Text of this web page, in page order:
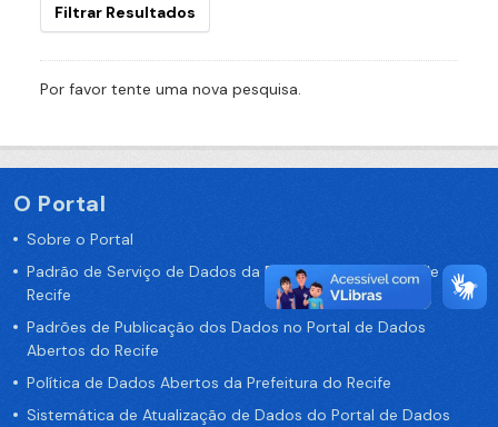
Filtrar Resultados
Por favor tente uma nova pesquisa.
O Portal
Sobre o Portal
Padrão de Serviço de Dados da Prefeitura da Cidade de
Recife
Padrões de Publicação dos Dados no Portal de Dados
Abertos do Recife
Política de Dados Abertos da Prefeitura do Recife
Sistemática de Atualização de Dados do Portal de Dados